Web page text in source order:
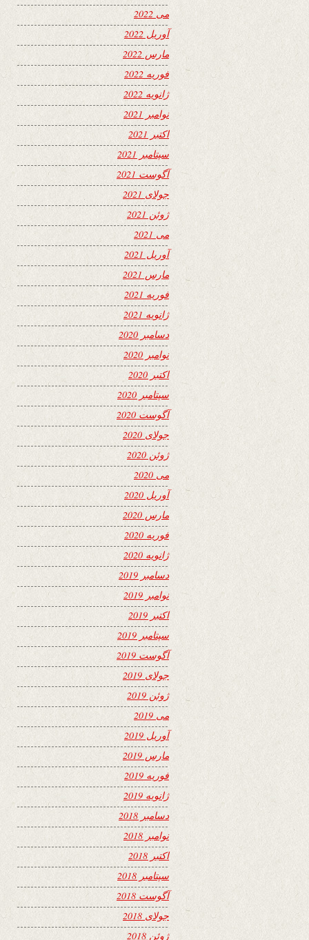
می 2022
آوریل 2022
مارس 2022
فوریه 2022
ژانویه 2022
نوامبر 2021
اکتبر 2021
سپتامبر 2021
آگوست 2021
جولای 2021
ژوئن 2021
می 2021
آوریل 2021
مارس 2021
فوریه 2021
ژانویه 2021
دسامبر 2020
نوامبر 2020
اکتبر 2020
سپتامبر 2020
آگوست 2020
جولای 2020
ژوئن 2020
می 2020
آوریل 2020
مارس 2020
فوریه 2020
ژانویه 2020
دسامبر 2019
نوامبر 2019
اکتبر 2019
سپتامبر 2019
آگوست 2019
جولای 2019
ژوئن 2019
می 2019
آوریل 2019
مارس 2019
فوریه 2019
ژانویه 2019
دسامبر 2018
نوامبر 2018
اکتبر 2018
سپتامبر 2018
آگوست 2018
جولای 2018
ژوئن 2018